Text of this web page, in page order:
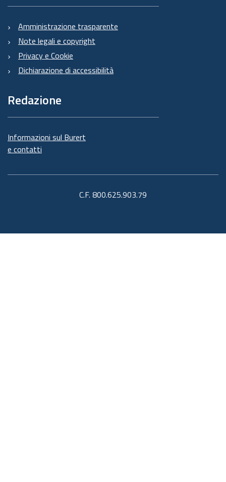
Amministrazione trasparente
Note legali e copyright
Privacy e Cookie
Dichiarazione di accessibilità
Redazione
Informazioni sul Burert
e contatti
C.F. 800.625.903.79